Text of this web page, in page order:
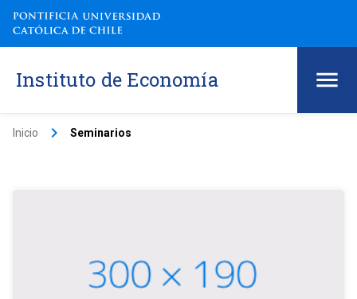
Instituto de Economía
Inicio keyboard_arrow_right Seminarios